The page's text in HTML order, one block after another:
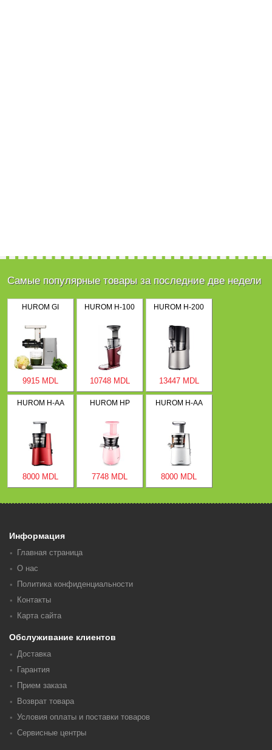
Самые популярные товары за последние две недели
HUROM GI
9915 MDL
HUROM H-100
10748 MDL
HUROM H-200
13447 MDL
HUROM H-AA
8000 MDL
HUROM HP
7748 MDL
HUROM H-AA
8000 MDL
Информация
Главная страница
О нас
Политика конфиденциальности
Контакты
Карта сайта
Обслуживание клиентов
Доставка
Гарантия
Прием заказа
Возврат товара
Условия оплаты и поставки товаров
Сервисные центры